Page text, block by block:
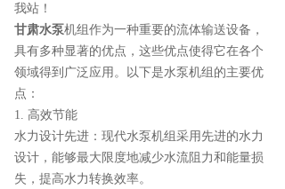
我站！
甘肃水泵机组作为一种重要的流体输送设备，
具有多种显著的优点，这些优点使得它在各个
领域得到广泛应用。以下是水泵机组的主要优
点：
1. 高效节能
水力设计先进：现代水泵机组采用先进的水力
设计，能够最大限度地减少水流阻力和能量损
失，提高水力转换效率。